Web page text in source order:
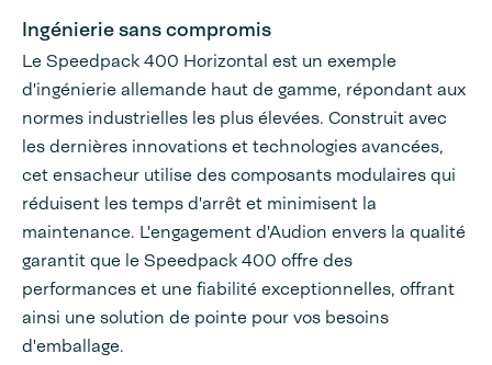
Ingénierie sans compromis
Le Speedpack 400 Horizontal est un exemple
d'ingénierie allemande haut de gamme, répondant aux
normes industrielles les plus élevées. Construit avec
les dernières innovations et technologies avancées,
cet ensacheur utilise des composants modulaires qui
réduisent les temps d'arrêt et minimisent la
maintenance. L'engagement d'Audion envers la qualité
garantit que le Speedpack 400 offre des
performances et une fiabilité exceptionnelles, offrant
ainsi une solution de pointe pour vos besoins
d'emballage.